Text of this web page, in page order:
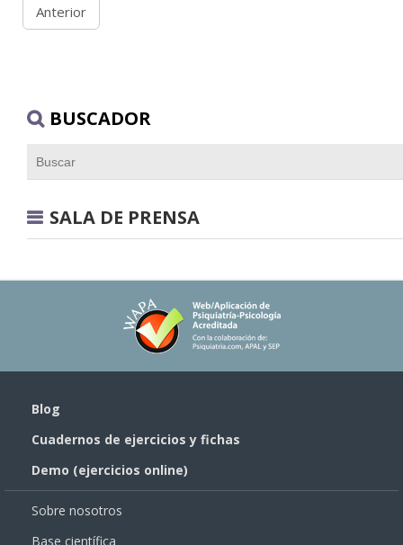
Anterior
BUSCADOR
SALA DE PRENSA
Blog
Cuadernos de ejercicios y fichas
Demo (ejercicios online)
Sobre nosotros
Base científica